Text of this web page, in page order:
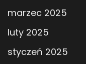
marzec 2025
luty 2025
styczeń 2025